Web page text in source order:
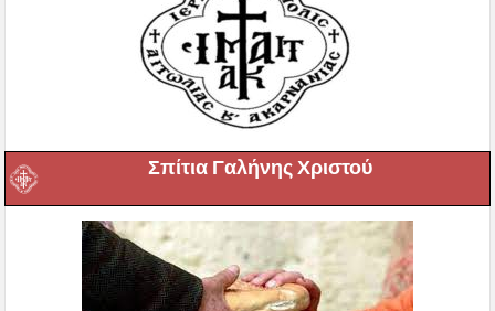
Σπίτια Γαλήνης Χριστού